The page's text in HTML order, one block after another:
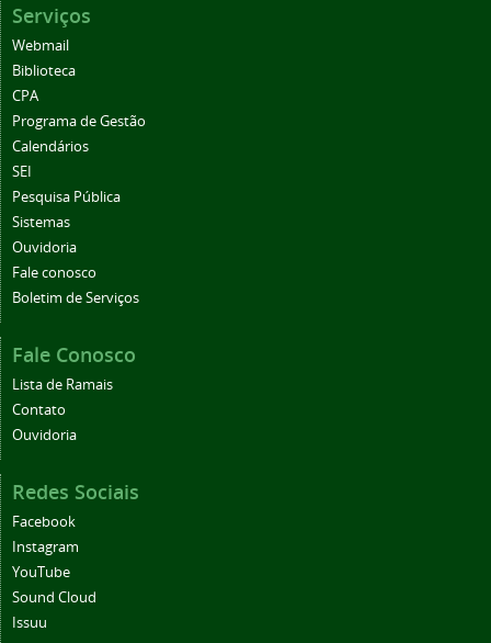
Serviços
Webmail
Biblioteca
CPA
Programa de Gestão
Calendários
SEI
Pesquisa Pública
Sistemas
Ouvidoria
Fale conosco
Boletim de Serviços
Fale Conosco
Lista de Ramais
Contato
Ouvidoria
Redes Sociais
Facebook
Instagram
YouTube
Sound Cloud
Issuu